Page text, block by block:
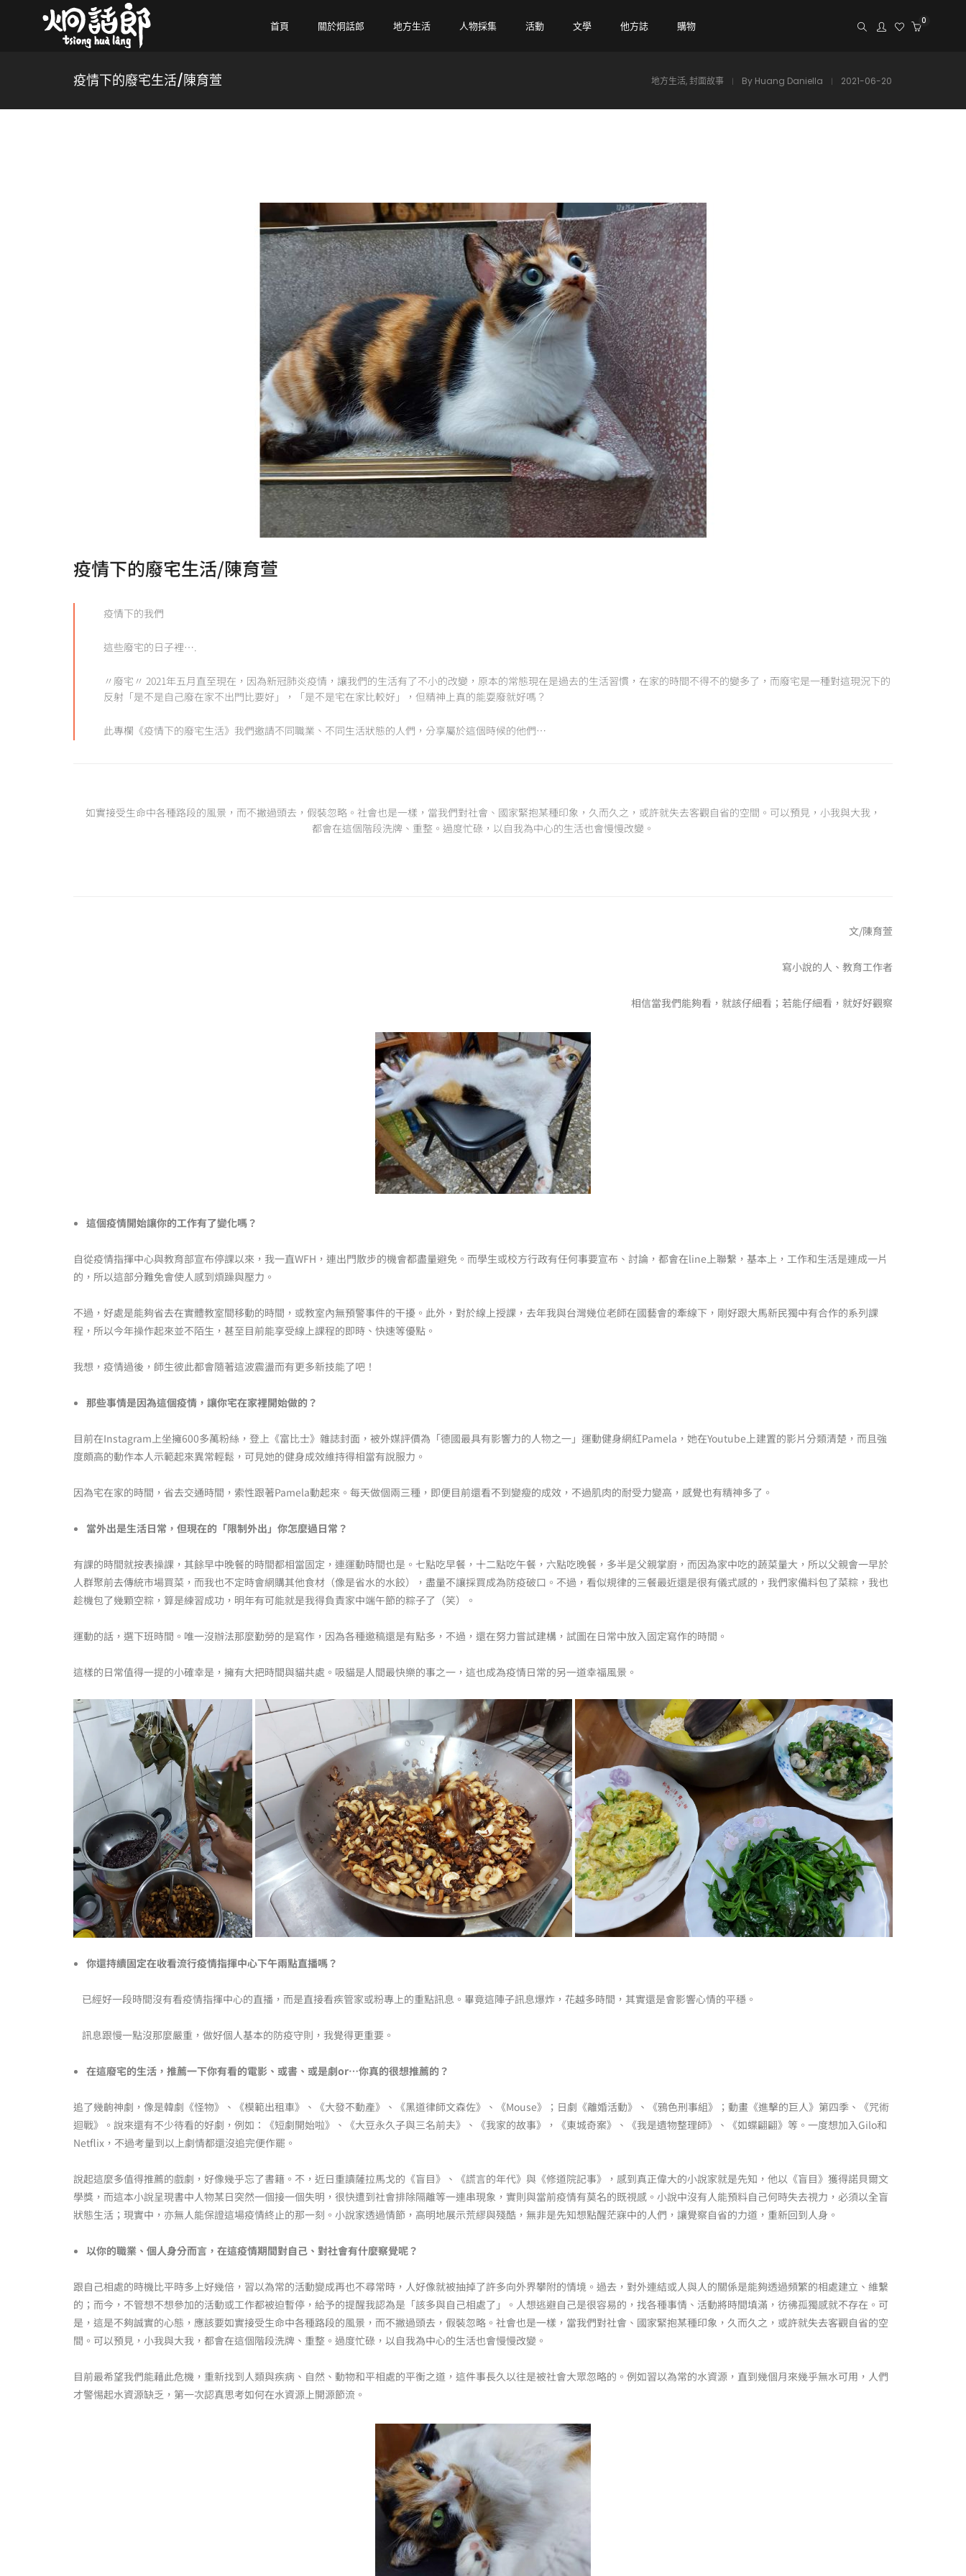
首頁 關於炯話郎 地方生活 人物採集 活動 文學 他方誌 購物 0
疫情下的廢宅生活/陳育萱 地方生活,封面故事 By Huang Daniella 2021-06-20
疫情下的廢宅生活/陳育萱
疫情下的我們
這些廢宅的日子裡….
〃廢宅〃 2021年五月直至現在，因為新冠肺炎疫情，讓我們的生活有了不小的改變，原本的常態現在是過去的生活習慣，在家的時間不得不的變多了，而廢宅是一種對這現況下的
反射「是不是自己廢在家不出門比要好」，「是不是宅在家比較好」，但精神上真的能耍廢就好嗎？
此專欄《疫情下的廢宅生活》我們邀請不同職業、不同生活狀態的人們，分享屬於這個時候的他們…
如實接受生命中各種路段的風景，而不撇過頭去，假裝忽略。社會也是一樣，當我們對社會、國家緊抱某種印象，久而久之，或許就失去客觀自省的空間。可以預見，小我與大我，
都會在這個階段洗牌、重整。過度忙碌，以自我為中心的生活也會慢慢改變。
文/陳育萱
寫小說的人、教育工作者
相信當我們能夠看，就該仔細看；若能仔細看，就好好觀察
這個疫情開始讓你的工作有了變化嗎？
自從疫情指揮中心與教育部宣布停課以來，我一直WFH，連出門散步的機會都盡量避免。而學生或校方行政有任何事要宣布、討論，都會在line上聯繫，基本上，工作和生活是連成一片
的，所以這部分難免會使人感到煩躁與壓力。
不過，好處是能夠省去在實體教室間移動的時間，或教室內無預警事件的干擾。此外，對於線上授課，去年我與台灣幾位老師在國藝會的牽線下，剛好跟大馬新民獨中有合作的系列課
程，所以今年操作起來並不陌生，甚至目前能享受線上課程的即時、快速等優點。
我想，疫情過後，師生彼此都會隨著這波震盪而有更多新技能了吧！
那些事情是因為這個疫情，讓你宅在家裡開始做的？
目前在Instagram上坐擁600多萬粉絲，登上《富比士》雜誌封面，被外媒評價為「德國最具有影響力的人物之一」運動健身網紅Pamela，她在Youtube上建置的影片分類清楚，而且強
度頗高的動作本人示範起來異常輕鬆，可見她的健身成效維持得相當有說服力。
因為宅在家的時間，省去交通時間，索性跟著Pamela動起來。每天做個兩三種，即便目前還看不到變瘦的成效，不過肌肉的耐受力變高，感覺也有精神多了。
當外出是生活日常，但現在的「限制外出」你怎麼過日常？
有課的時間就按表操課，其餘早中晚餐的時間都相當固定，連運動時間也是。七點吃早餐，十二點吃午餐，六點吃晚餐，多半是父親掌廚，而因為家中吃的蔬菜量大，所以父親會一早於
人群聚前去傳統市場買菜，而我也不定時會網購其他食材（像是省水的水餃），盡量不讓採買成為防疫破口。不過，看似規律的三餐最近還是很有儀式感的，我們家備料包了菜粽，我也
趁機包了幾顆空粽，算是練習成功，明年有可能就是我得負責家中端午節的粽子了（笑）。
運動的話，選下班時間。唯一沒辦法那麼勤勞的是寫作，因為各種邀稿還是有點多，不過，還在努力嘗試建構，試圖在日常中放入固定寫作的時間。
這樣的日常值得一提的小確幸是，擁有大把時間與貓共處。吸貓是人間最快樂的事之一，這也成為疫情日常的另一道幸福風景。
你還持續固定在收看流行疫情指揮中心下午兩點直播嗎？
已經好一段時間沒有看疫情指揮中心的直播，而是直接看疾管家或粉專上的重點訊息。畢竟這陣子訊息爆炸，花越多時間，其實還是會影響心情的平穩。
訊息跟慢一點沒那麼嚴重，做好個人基本的防疫守則，我覺得更重要。
在這廢宅的生活，推薦一下你有看的電影、或書、或是劇or…你真的很想推薦的？
追了幾齣神劇，像是韓劇《怪物》、《模範出租車》、《大發不動產》、《黑道律師文森佐》、《Mouse》；日劇《離婚活動》、《鴉色刑事組》；動畫《進擊的巨人》第四季、《咒術
迴戰》。說來還有不少待看的好劇，例如：《短劇開始啦》、《大豆永久子與三名前夫》、《我家的故事》，《東城奇案》、《我是遺物整理師》、《如蝶翩翩》等。一度想加入Gilo和
Netflix，不過考量到以上劇情都還沒追完便作罷。
說起這麼多值得推薦的戲劇，好像幾乎忘了書籍。不，近日重讀薩拉馬戈的《盲目》、《謊言的年代》與《修道院記事》，感到真正偉大的小說家就是先知，他以《盲目》獲得諾貝爾文
學獎，而這本小說呈現書中人物某日突然一個接一個失明，很快遭到社會排除隔離等一連串現象，實則與當前疫情有莫名的既視感。小說中沒有人能預料自己何時失去視力，必須以全盲
狀態生活；現實中，亦無人能保證這場疫情終止的那一刻。小說家透過情節，高明地展示荒繆與殘酷，無非是先知想點醒茫寐中的人們，讓覺察自省的力道，重新回到人身。
以你的職業、個人身分而言，在這疫情期間對自己、對社會有什麼察覺呢？
跟自己相處的時機比平時多上好幾倍，習以為常的活動變成再也不尋常時，人好像就被抽掉了許多向外界攀附的情境。過去，對外連結或人與人的關係是能夠透過頻繁的相處建立、維繫
的；而今，不管想不想參加的活動或工作都被迫暫停，給予的提醒我認為是「該多與自己相處了」。人想逃避自己是很容易的，找各種事情、活動將時間填滿，彷彿孤獨感就不存在。可
是，這是不夠誠實的心態，應該要如實接受生命中各種路段的風景，而不撇過頭去，假裝忽略。社會也是一樣，當我們對社會、國家緊抱某種印象，久而久之，或許就失去客觀自省的空
間。可以預見，小我與大我，都會在這個階段洗牌、重整。過度忙碌，以自我為中心的生活也會慢慢改變。
目前最希望我們能藉此危機，重新找到人類與疾病、自然、動物和平相處的平衡之道，這件事長久以往是被社會大眾忽略的。例如習以為常的水資源，直到幾個月來幾乎無水可用，人們
才警惕起水資源缺乏，第一次認真思考如何在水資源上開源節流。